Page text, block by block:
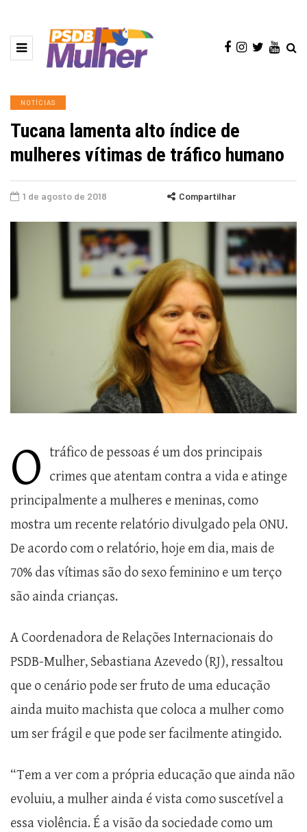
NOTÍCIAS
Tucana lamenta alto índice de
mulheres vítimas de tráfico humano
1 de agosto de 2018 Compartilhar
O tráfico de pessoas é um dos principais
crimes que atentam contra a vida e atinge
principalmente a mulheres e meninas, como
mostra um recente relatório divulgado pela ONU.
De acordo com o relatório, hoje em dia, mais de
70% das vítimas são do sexo feminino e um terço
são ainda crianças.
A Coordenadora de Relações Internacionais do
PSDB-Mulher, Sebastiana Azevedo (RJ), ressaltou
que o cenário pode ser fruto de uma educação
ainda muito machista que coloca a mulher como
um ser frágil e que pode ser facilmente atingido.
“Tem a ver com a própria educação que ainda não
evoluiu, a mulher ainda é vista como suscetível a
essa violência. É a visão da sociedade como um